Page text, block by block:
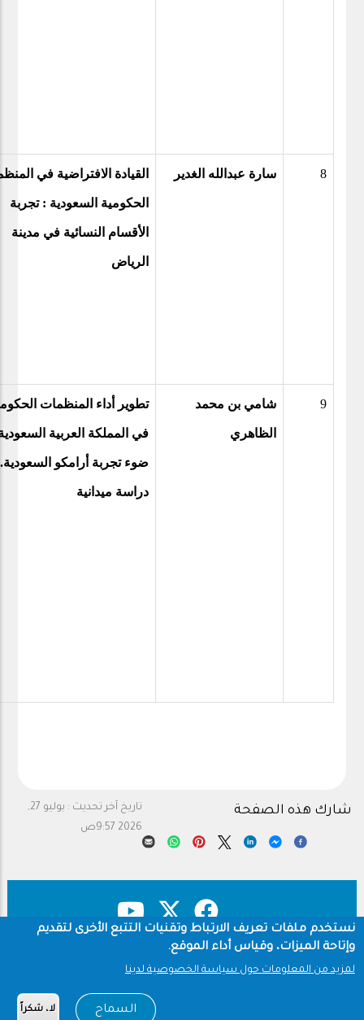
8 سارة عبدالله الغدير القيادة الافتراضية في
الحكومية السعودية : تجربة
الأقسام النسائية في مدينة
الرياض
9 شامي بن محمد
الظاهري
تطوير أداء المنظمات
في المملكة العربية
ضوء تجربة أرامكو السعودية.
دراسة ميدانية
تاريخ آخر تحديث :
يوليو 27,
2026 9:57ص
شارك هذه الصفحة
Footer
نستخدم ملفات تعريف الارتباط وتقنيات التتبع الأخرى لتقديم
وإتاحة الميزات، وقياس أداء الموقع.
لمزيد من المعلومات حول سياسة الخصوصية لدينا
السماح لا، شكراً